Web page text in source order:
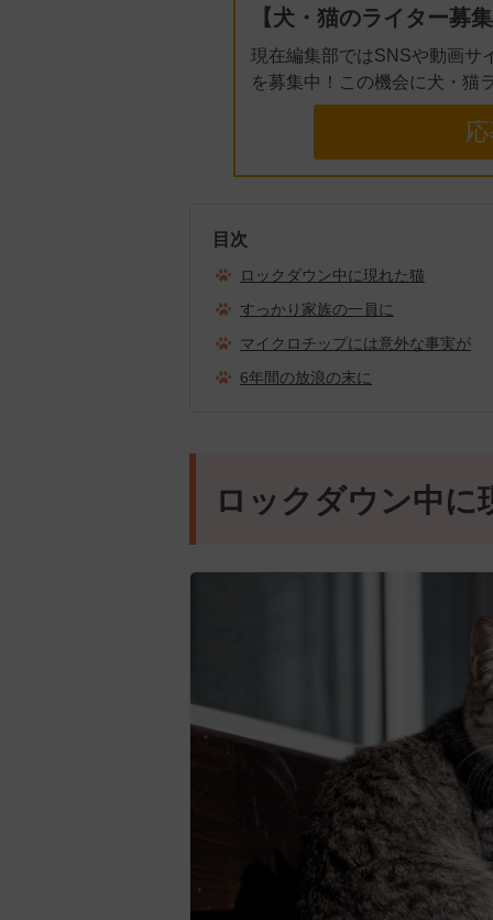
【犬・猫のライター募
現在編集部ではSNSや動画サ
を募集中！この機会に犬・猫
目次
ロックダウン中に現れた猫
すっかり家族の一員に
マイクロチップには意外な事実が
6年間の放浪の末に
ロックダウン中に